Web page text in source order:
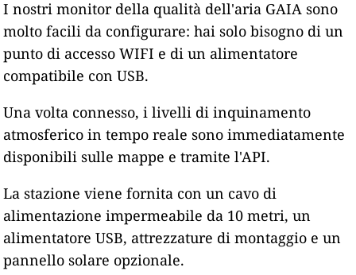
I nostri monitor della qualità dell'aria GAIA sono
molto facili da configurare: hai solo bisogno di un
punto di accesso WIFI e di un alimentatore
compatibile con USB.
Una volta connesso, i livelli di inquinamento
atmosferico in tempo reale sono immediatamente
disponibili sulle mappe e tramite l'API.
La stazione viene fornita con un cavo di
alimentazione impermeabile da 10 metri, un
alimentatore USB, attrezzature di montaggio e un
pannello solare opzionale.